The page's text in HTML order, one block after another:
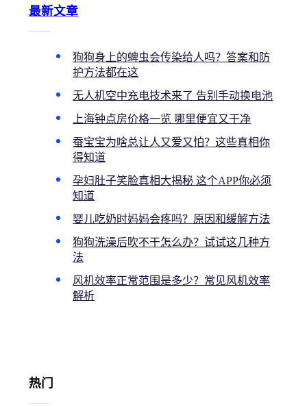
最新文章
狗狗身上的蜱虫会传染给人吗？答案和防
护方法都在这
无人机空中充电技术来了 告别手动换电池
上海钟点房价格一览 哪里便宜又干净
蚕宝宝为啥总让人又爱又怕？这些真相你
得知道
孕妇肚子笑脸真相大揭秘 这个APP你必须
知道
婴儿吃奶时妈妈会疼吗？原因和缓解方法
狗狗洗澡后吹不干怎么办？试试这几种方
法
风机效率正常范围是多少？常见风机效率
解析
热门